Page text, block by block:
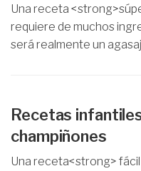
Una receta
requiere de muchos
será realmente un
Recetas
champiñones
Una receta<strong>